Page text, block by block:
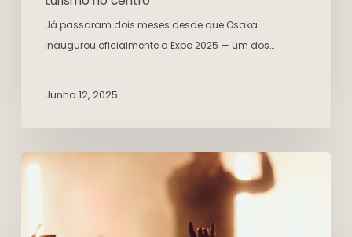
Já passaram dois meses desde que Osaka
inaugurou oficialmente a Expo 2025 — um dos…
Junho 12, 2025